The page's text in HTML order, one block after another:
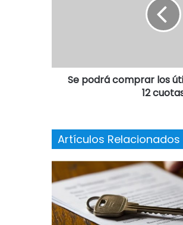
Se podrá comprar los
12
Artículos Relacionados